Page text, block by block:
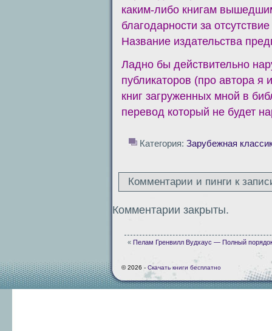
каким-либо книгам
благодарности за
Название издательства
Ладно бы действительно
публикаторов (про автора
книг загруженных мной в
перевод который не будет
Категория: Зарубежная
Комментарии и пинги к
Комментарии закрыты.
« Пелам Гренвилл Вудхаус — Полный
© 2026 - Скачать книги бесплатно